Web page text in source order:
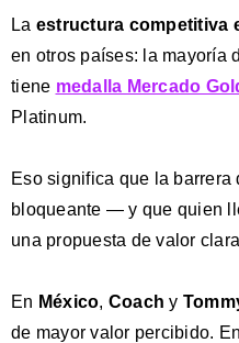
La estructura competitiva
en otros países: la mayoría
tiene medalla Mercado
Platinum.
Eso significa que la
bloqueante — y que quien
una propuesta de valor
En México, Coachy
de mayor valor percibido.